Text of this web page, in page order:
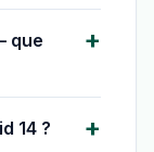
que
+
14 ? +